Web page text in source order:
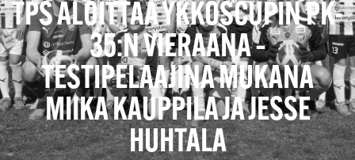
TPS ALOITTAA YKKÖSCUPIN PK-
35:N VIERAANA –
TESTIPELAAJINA MUKANA
MIIKA KAUPPILA JA JESSE
HUHTALA